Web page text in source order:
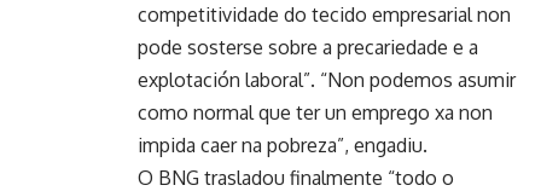
competitividade do tecido empresarial non
pode sosterse sobre a precariedade e a
explotación laboral”. “Non podemos asumir
como normal que ter un emprego xa non
impida caer na pobreza”, engadiu.
O BNG trasladou finalmente “todo o